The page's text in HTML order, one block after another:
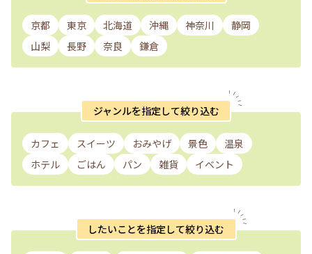
京都 東京 北海道 沖縄 神奈川
静岡
山梨
長野 奈良 鎌倉
ジャンルを指定して絞り込む
カフェ スイーツ おみやげ 景色
温泉
ホテル
ごはん パン 雑貨 イベント
したいことを指定して絞り込む